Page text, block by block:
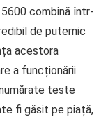
combină într-
de puternic
acestora
a funcționării
teste
fi găsit pe piață,